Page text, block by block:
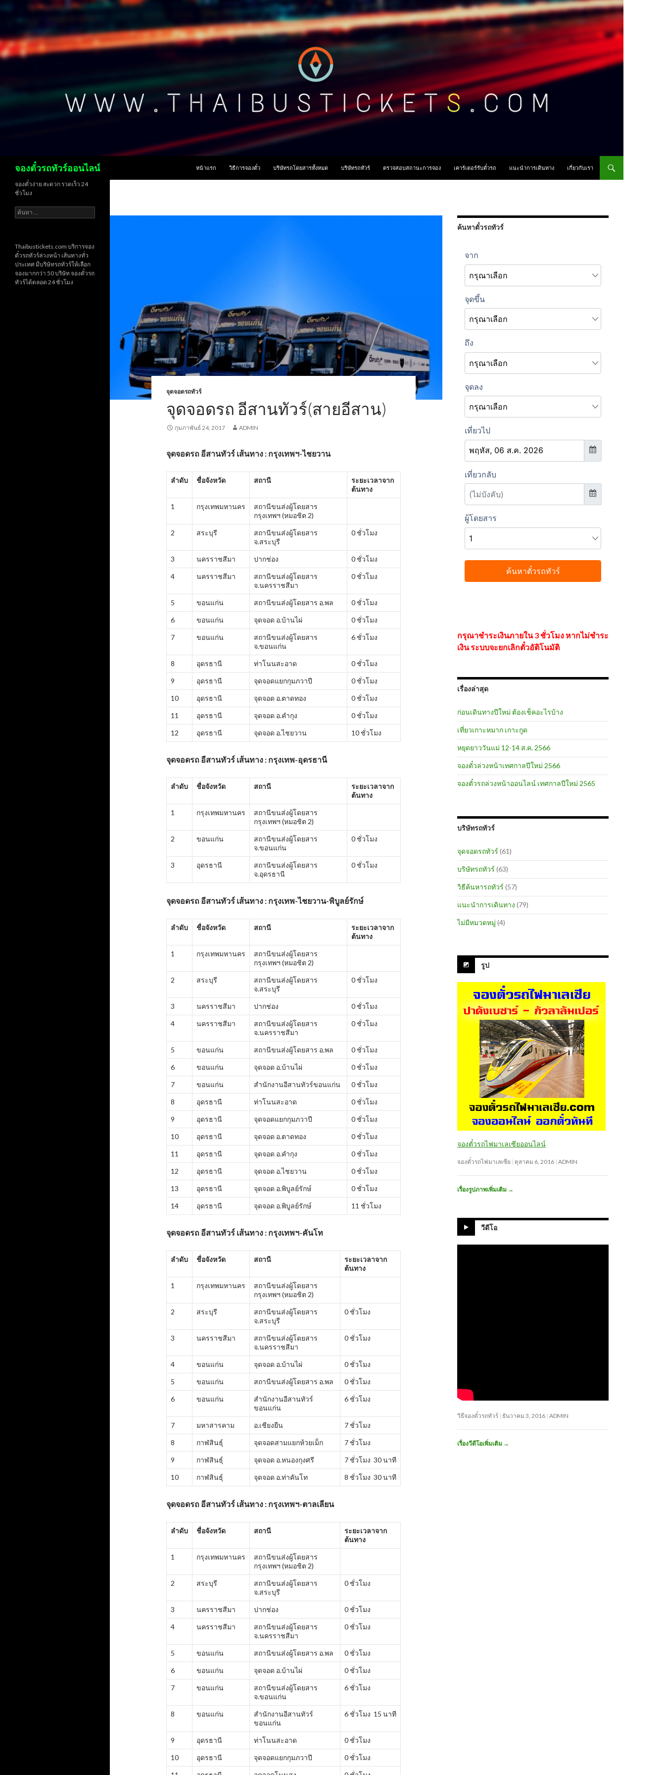
จองตั๋วรถทัวร์ออนไลน์
หน้าแรก
วิธีการจองตั๋ว บริษัทรถโดยสารทั้งหมด บริษัทรถทัวร์ ตรวจสอบสถานะการจอง เคาร์เตอร์รับตั๋วรถ แนะนำการเดินทาง เกี่ยวกับเรา
จุดจอดรถทัวร์
จุดจอดรถ อีสานทัวร์(สายอีสาน)
กุมภาพันธ์ 24, 2017 ADMIN
จุดจอดรถ อีสานทัวร์ เส้นทาง : กรุงเทพฯ-ไชยวาน
ลำดับ ชื่อจังหวัด สถานี
ระยะเวลาจาก
ต้นทาง
1 กรุงเทพมหานคร
สถานีขนส่งผู้โดยสาร
กรุงเทพฯ (หมอชิต 2)
2 สระบุรี
สถานีขนส่งผู้โดยสาร
จ.สระบุรี
0 ชั่วโมง
3 นครราชสีมา ปากช่อง 0 ชั่วโมง
4 นครราชสีมา
สถานีขนส่งผู้โดยสาร
จ.นครราชสีมา
0 ชั่วโมง
5 ขอนแก่น สถานีขนส่งผู้โดยสาร อ.พล 0 ชั่วโมง
6 ขอนแก่น จุดจอด อ.บ้านไผ่ 0 ชั่วโมง
7 ขอนแก่น
สถานีขนส่งผู้โดยสาร
จ.ขอนแก่น
6 ชั่วโมง
8 อุดรธานี ท่าโนนสะอาด 0 ชั่วโมง
9 อุดรธานี จุดจอดแยกกุมภวาปี 0 ชั่วโมง
10 อุดรธานี จุดจอด อ.ตาดทอง 0 ชั่วโมง
11 อุดรธานี จุดจอด อ.คำกุง 0 ชั่วโมง
12 อุดรธานี จุดจอด อ.ไชยวาน 10 ชั่วโมง
จุดจอดรถ อีสานทัวร์ เส้นทาง : กรุงเทพ-อุดรธานี
ลำดับ ชื่อจังหวัด สถานี
ระยะเวลาจาก
ต้นทาง
1 กรุงเทพมหานคร
สถานีขนส่งผู้โดยสาร
กรุงเทพฯ (หมอชิต 2)
2 ขอนแก่น
สถานีขนส่งผู้โดยสาร
จ.ขอนแก่น
0 ชั่วโมง
3 อุดรธานี
สถานีขนส่งผู้โดยสาร
จ.อุดรธานี
0 ชั่วโมง
จุดจอดรถ อีสานทัวร์ เส้นทาง : กรุงเทพ-ไชยวาน-พิบูลย์รักษ์
ลำดับ ชื่อจังหวัด สถานี
ระยะเวลาจาก
ต้นทาง
1 กรุงเทพมหานคร
สถานีขนส่งผู้โดยสาร
กรุงเทพฯ (หมอชิต 2)
2 สระบุรี
สถานีขนส่งผู้โดยสาร
จ.สระบุรี
0 ชั่วโมง
3 นครราชสีมา ปากช่อง 0 ชั่วโมง
4 นครราชสีมา
สถานีขนส่งผู้โดยสาร
จ.นครราชสีมา
0 ชั่วโมง
5 ขอนแก่น สถานีขนส่งผู้โดยสาร อ.พล 0 ชั่วโมง
6 ขอนแก่น จุดจอด อ.บ้านไผ่ 0 ชั่วโมง
7 ขอนแก่น สำนักงานอีสานทัวร์ขอนแก่น 0 ชั่วโมง
8 อุดรธานี ท่าโนนสะอาด 0 ชั่วโมง
9 อุดรธานี จุดจอดแยกกุมภวาปี 0 ชั่วโมง
10 อุดรธานี จุดจอด อ.ตาดทอง 0 ชั่วโมง
11 อุดรธานี จุดจอด อ.คำกุง 0 ชั่วโมง
12 อุดรธานี จุดจอด อ.ไชยวาน 0 ชั่วโมง
13 อุดรธานี จุดจอด อ.พิบูลย์รักษ์ 0 ชั่วโมง
14 อุดรธานี จุดจอด อ.พิบูลย์รักษ์ 11 ชั่วโมง
จุดจอดรถ อีสานทัวร์ เส้นทาง : กรุงเทพฯ-คันโท
ลำดับ ชื่อจังหวัด สถานี
ระยะเวลาจาก
ต้นทาง
1 กรุงเทพมหานคร
สถานีขนส่งผู้โดยสาร
กรุงเทพฯ (หมอชิต 2)
2 สระบุรี
สถานีขนส่งผู้โดยสาร
จ.สระบุรี
0 ชั่วโมง
3 นครราชสีมา
สถานีขนส่งผู้โดยสาร
จ.นครราชสีมา
0 ชั่วโมง
4 ขอนแก่น จุดจอด อ.บ้านไผ่ 0 ชั่วโมง
5 ขอนแก่น สถานีขนส่งผู้โดยสาร อ.พล 0 ชั่วโมง
6 ขอนแก่น
สำนักงานอีสานทัวร์
ขอนแก่น
6 ชั่วโมง
7 มหาสารคาม อ.เชียงยืน 7 ชั่วโมง
8 กาฬสินธุ์ จุดจอดสามแยกห้วยเม็ก 7 ชั่วโมง
9 กาฬสินธุ์ จุดจอด อ.หนองกุงศรี 7 ชั่วโมง 30 นาที
10 กาฬสินธุ์ จุดจอด อ.ท่าคันโท 8 ชั่วโมง 30 นาที
จุดจอดรถ อีสานทัวร์ เส้นทาง : กรุงเทพฯ-ตาลเลียน
ลำดับ ชื่อจังหวัด สถานี
ระยะเวลาจาก
ต้นทาง
1 กรุงเทพมหานคร
สถานีขนส่งผู้โดยสาร
กรุงเทพฯ (หมอชิต 2)
2 สระบุรี
สถานีขนส่งผู้โดยสาร
จ.สระบุรี
0 ชั่วโมง
3 นครราชสีมา ปากช่อง 0 ชั่วโมง
4 นครราชสีมา
สถานีขนส่งผู้โดยสาร
จ.นครราชสีมา
0 ชั่วโมง
5 ขอนแก่น สถานีขนส่งผู้โดยสาร อ.พล 0 ชั่วโมง
6 ขอนแก่น จุดจอด อ.บ้านไผ่ 0 ชั่วโมง
7 ขอนแก่น
สถานีขนส่งผู้โดยสาร
จ.ขอนแก่น
6 ชั่วโมง
8 ขอนแก่น
สำนักงานอีสานทัวร์
ขอนแก่น
6 ชั่วโมง 15 นาที
9 อุดรธานี ท่าโนนสะอาด 0 ชั่วโมง
10 อุดรธานี จุดจอดแยกกุมภวาปี 0 ชั่วโมง
ค้นหาตั๋วรถทัวร์
กรุณาชำระเงินภายใน 3 ชั่วโมง หากไม่ชำระ
เงิน ระบบจะยกเลิกตั๋วอัติโนมัติ
เรื่องล่าสุด
ก่อนเดินทางปีใหม่ ต้องเช็คอะไรบ้าง
เที่ยวเกาะหมาก เกาะกูด
หยุดยาววันแม่ 12-14 ส.ค. 2566
จองตั๋วล่วงหน้าเทศกาลปีใหม่ 2566
จองตั๋วรถล่วงหน้าออนไลน์ เทศกาลปีใหม่ 2565
บริษัทรถทัวร์
จุดจอดรถทัวร์ (61)
บริษัทรถทัวร์ (63)
วิธีค้นหารถทัวร์ (57)
แนะนำการเดินทาง (79)
ไม่มีหมวดหมู่ (4)
รูป
จองตั๋วรถไฟมาเลเซียออนไลน์
จองตั๋วรถไฟมาเลเซีย ตุลาคม 6, 2016 ADMIN
เรื่องรูปภาพเพิ่มเติม →
วีดีโอ
วิธีจองตั๋วรถทัวร์ ธันวาคม 3, 2016 ADMIN
เรื่องวีดีโอเพิ่มเติม →
จองตั๋วง่าย สะดวก รวดเร็ว 24
ชั่วโมง
ค้นหา
สำหรับ:
Thaibustickets.com บริการจอง
ตั๋วรถทัวร์ล่วงหน้า เส้นทางทั่ว
ประเทศ มีบริษัทรถทัวร์ให้เลือก
จองมากกว่า 50 บริษัท จองตั๋วรถ
ทัวร์ได้ตลอด 24 ชั่วโมง